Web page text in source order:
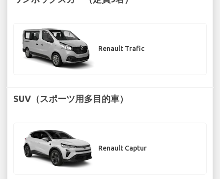
Renault Trafic
SUV（スポーツ用多目的車）
Renault Captur